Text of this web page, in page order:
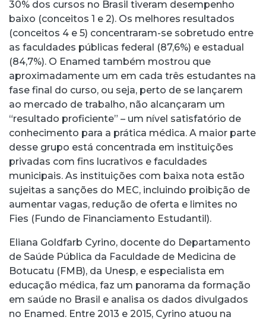
30% dos cursos no Brasil tiveram desempenho
baixo (conceitos 1 e 2). Os melhores resultados
(conceitos 4 e 5) concentraram-se sobretudo entre
as faculdades públicas federal (87,6%) e estadual
(84,7%). O Enamed também mostrou que
aproximadamente um em cada três estudantes na
fase final do curso, ou seja, perto de se lançarem
ao mercado de trabalho, não alcançaram um
“resultado proficiente” – um nível satisfatório de
conhecimento para a prática médica. A maior parte
desse grupo está concentrada em instituições
privadas com fins lucrativos e faculdades
municipais. As instituições com baixa nota estão
sujeitas a sanções do MEC, incluindo proibição de
aumentar vagas, redução de oferta e limites no
Fies (Fundo de Financiamento Estudantil).
Eliana Goldfarb Cyrino, docente do Departamento
de Saúde Pública da Faculdade de Medicina de
Botucatu (FMB), da Unesp, e especialista em
educação médica, faz um panorama da formação
em saúde no Brasil e analisa os dados divulgados
no Enamed. Entre 2013 e 2015, Cyrino atuou na